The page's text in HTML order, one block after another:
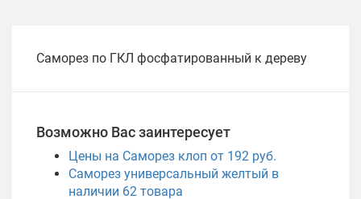
Саморез по ГКЛ фосфатированный к дереву
Возможно Вас заинтересует
Цены на Саморез клоп от 192 руб.
Саморез универсальный желтый в
наличии 62 товара